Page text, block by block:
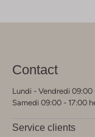
Contact
Lundi - Vendredi 09:00
Samedi 09:00 - 17:00
Service clients